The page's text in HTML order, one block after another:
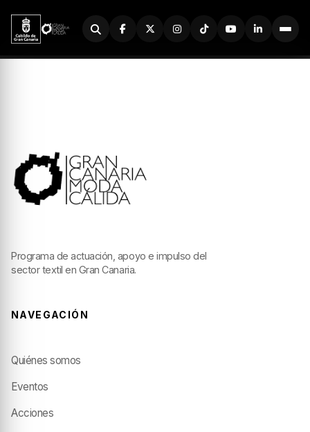
Buscador
Programa de actuación, apoyo e impulso del
sector textil en Gran Canaria.
NAVEGACIÓN
Quiénes somos
Eventos
Acciones